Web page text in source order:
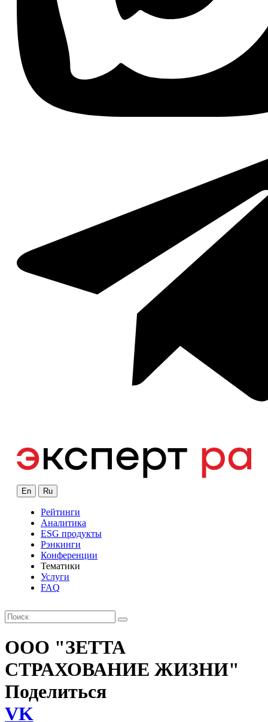
En Ru
Рейтинги
Аналитика
ESG продукты
Рэнкинги
Конференции
Тематики
Услуги
FAQ
ООО "ЗЕТТА
СТРАХОВАНИЕ ЖИЗНИ"
Поделиться
VK